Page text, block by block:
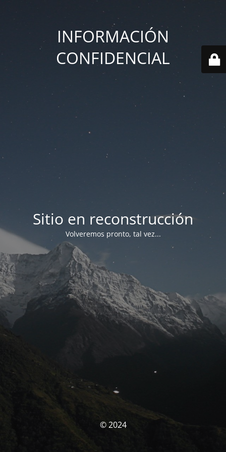
INFORMACIÓN
CONFIDENCIAL
Sitio en reconstrucción
Volveremos pronto, tal vez...
© 2024